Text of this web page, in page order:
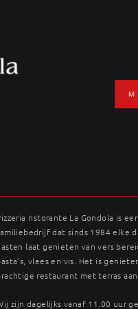
ristorante La Gondola is
dat sinds 1984 elke
laat genieten van vers
vlees en vis. Het is
restaurant met terras
zijn dagelijks vanaf 11.00 uur